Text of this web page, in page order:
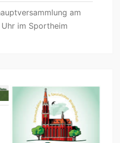
am
im Sportheim